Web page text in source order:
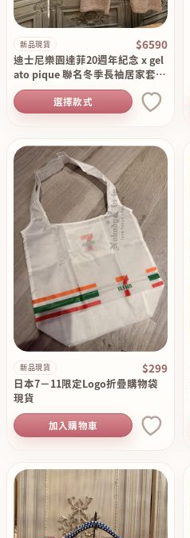
新品現貨 $6590
迪士尼樂園達菲20週年紀念 x gel
ato pique 聯名冬季長袖居家套裝
組 現貨
選擇款式
新品現貨 $299
日本7－11限定Logo折疊購物袋
現貨
加入購物車